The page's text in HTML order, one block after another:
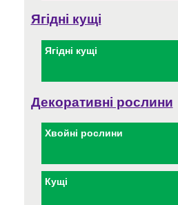
Ягідні кущі
Ягідні кущі
Декоративні рослини
Хвойні рослини
Кущі